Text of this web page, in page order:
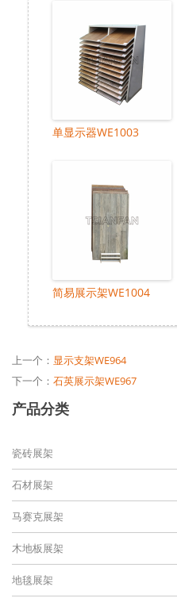
单显示器WE1003
简易展示架WE1004
上一个： 显示支架WE964
下一个： 石英展示架WE967
产品分类
瓷砖展架
石材展架
马赛克展架
木地板展架
地毯展架